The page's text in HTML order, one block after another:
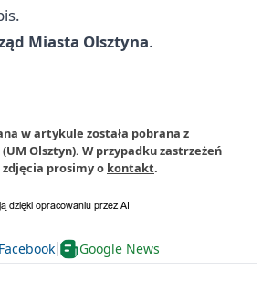
Miasta Olsztyna.
w artykule została pobrana z
Olsztyn). W przypadku zastrzeżeń
prosimy o kontakt.
Facebook Google News